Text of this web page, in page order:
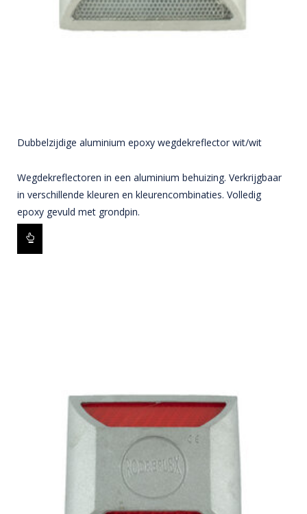
Dubbelzijdige aluminium epoxy wegdekreflector wit/wit
Wegdekreflectoren in een aluminium behuizing. Verkrijgbaar
in verschillende kleuren en kleurencombinaties. Volledig
epoxy gevuld met grondpin.